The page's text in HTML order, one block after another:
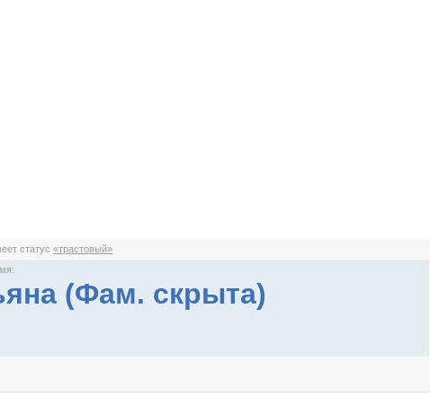
статус«трастовый»
(Фам. скрыта)